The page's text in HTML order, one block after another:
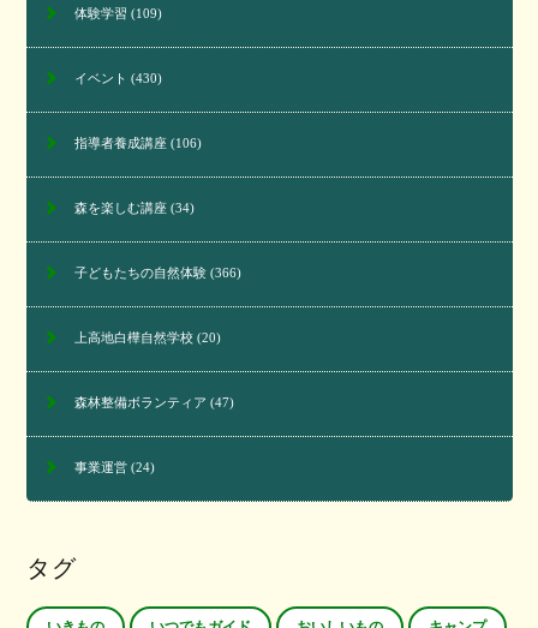
体験学習 (109)
イベント (430)
指導者養成講座(106)
森を楽しむ講座(34)
子どもたちの自然体験(366)
上高地白樺自然学校(20)
森林整備ボランティア (47)
事業運営(24)
タグ